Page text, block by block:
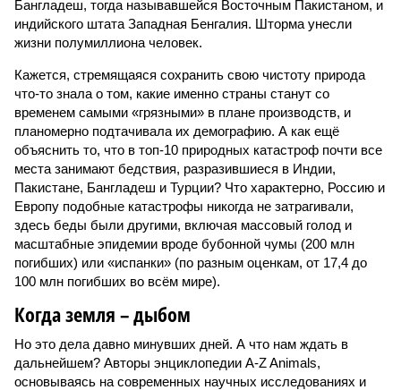
Бангладеш, тогда называвшейся Восточным Пакистаном, и
индийского штата Западная Бенгалия. Шторма унесли
жизни полумиллиона человек.
Кажется, стремящаяся сохранить свою чистоту природа
что-то знала о том, какие именно страны станут со
временем самыми «грязными» в плане производств, и
планомерно подтачивала их демографию. А как ещё
объяснить то, что в топ-10 природных катастроф почти все
места занимают бедствия, разразившиеся в Индии,
Пакистане, Бангладеш и Турции? Что характерно, Россию и
Европу подобные катастрофы никогда не затрагивали,
здесь беды были другими, включая массовый голод и
масштабные эпидемии вроде бубонной чумы (200 млн
погибших) или «испанки» (по разным оценкам, от 17,4 до
100 млн погибших во всём мире).
Когда земля – дыбом
Но это дела давно минувших дней. А что нам ждать в
дальнейшем? Авторы энциклопедии A-Z Animals,
основываясь на современных научных исследованиях и